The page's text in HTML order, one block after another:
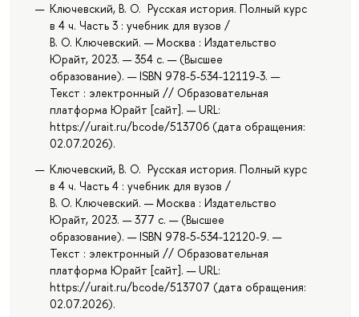
Ключевский, В. О. Русская история. Полный курс
в 4 ч. Часть 3 : учебник для вузов /
В. О. Ключевский. — Москва : Издательство
Юрайт, 2023. — 354 с. — (Высшее
образование). — ISBN 978-5-534-12119-3. —
Текст : электронный // Образовательная
платформа Юрайт [сайт]. — URL:
https://urait.ru/bcode/513706 (дата обращения:
02.07.2026).
Ключевский, В. О. Русская история. Полный курс
в 4 ч. Часть 4 : учебник для вузов /
В. О. Ключевский. — Москва : Издательство
Юрайт, 2023. — 377 с. — (Высшее
образование). — ISBN 978-5-534-12120-9. —
Текст : электронный // Образовательная
платформа Юрайт [сайт]. — URL:
https://urait.ru/bcode/513707 (дата обращения:
02.07.2026).